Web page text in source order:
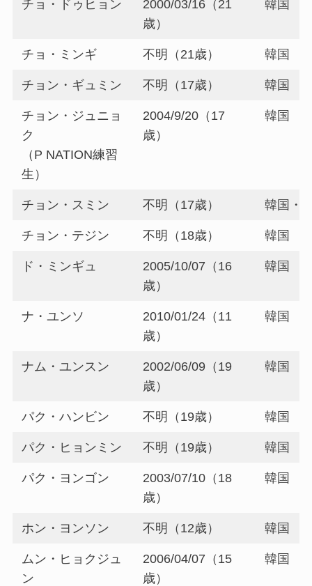
チョ・ドゥヒョン
2000/03/16（21
歳）
韓国
チョ・ミンギ 不明（21歳） 韓国
チョン・ギュミン 不明（17歳） 韓国
チョン・ジュニョ
ク
（P NATION練習
生）
2004/9/20（17
歳）
韓国
チョン・スミン 不明（17歳） 韓国・
チョン・テジン 不明（18歳） 韓国
ド・ミンギュ
2005/10/07（16
歳）
韓国
ナ・ユンソ
2010/01/24（11
歳）
韓国
ナム・ユンスン
2002/06/09（19
歳）
韓国
パク・ハンビン 不明（19歳） 韓国
パク・ヒョンミン 不明（19歳） 韓国
パク・ヨンゴン
2003/07/10（18
歳）
韓国
ホン・ヨンソン 不明（12歳） 韓国
ムン・ヒョクジュ
ン
2006/04/07（15
歳）
韓国